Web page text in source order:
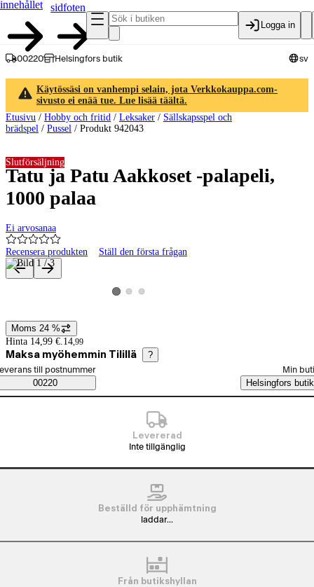
innehållet
sidfoten
Logga in
00220 Helsingfors butik sv
Käytössäsi on vanhempi selain, jota Verkkokauppa.com-
sivusto ei enää tue. Lue lisää täältä.
Etusivu / Hobby och fritid / Leksaker / Sällskapsspel och
brädspel / Pussel / Produkt 942043
Tatu ja Patu Aakkoset -palapeli,
1000 palaa
Ei arvosanaa
Recensera produkten Ställ den första frågan
Slutförsäljning
Produktbilder och videor
Visa produktbild 1
Visa produktbild 2
Visa produktbild 3
Prisinformation
Moms 24 %
Hinta 14,99 €. 14,99
Maksa myöhemmin Tilillä ?
Saatavuustiedot
beställningssätt
till postnummer
00220
Min
Helsingfors butik
Levererad
Inte tillgänglig
Beställd för upphämtning
laddar...
Från butikshyllan